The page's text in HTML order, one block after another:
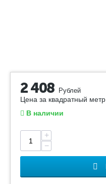
2 408 Рублей
Цена за квадратный метр
В наличии
+
−